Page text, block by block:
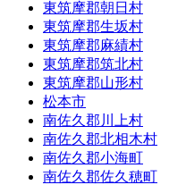
東筑摩郡朝日村
東筑摩郡生坂村
東筑摩郡麻績村
東筑摩郡筑北村
東筑摩郡山形村
松本市
南佐久郡川上村
南佐久郡北相木村
南佐久郡小海町
南佐久郡佐久穂町